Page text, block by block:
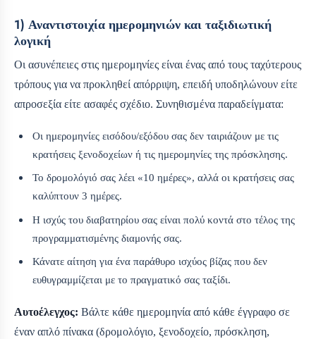
1) Αναντιστοιχία ημερομηνιών και ταξιδιωτική
λογική
Οι ασυνέπειες στις ημερομηνίες είναι ένας από τους ταχύτερους
τρόπους για να προκληθεί απόρριψη, επειδή υποδηλώνουν είτε
απροσεξία είτε ασαφές σχέδιο. Συνηθισμένα παραδείγματα:
Οι ημερομηνίες εισόδου/εξόδου σας δεν ταιριάζουν με τις
κρατήσεις ξενοδοχείων ή τις ημερομηνίες της πρόσκλησης.
Το δρομολόγιό σας λέει «10 ημέρες», αλλά οι κρατήσεις σας
καλύπτουν 3 ημέρες.
Η ισχύς του διαβατηρίου σας είναι πολύ κοντά στο τέλος της
προγραμματισμένης διαμονής σας.
Κάνατε αίτηση για ένα παράθυρο ισχύος βίζας που δεν
ευθυγραμμίζεται με το πραγματικό σας ταξίδι.
Αυτοέλεγχος: Βάλτε κάθε ημερομηνία από κάθε έγγραφο σε
έναν απλό πίνακα (δρομολόγιο, ξενοδοχείο, πρόσκληση,